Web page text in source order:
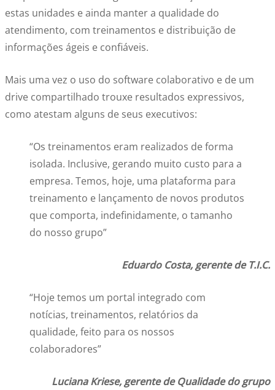
estas unidades e ainda manter a qualidade do
atendimento, com treinamentos e distribuição de
informações ágeis e confiáveis.
Mais uma vez o uso do software colaborativo e de um
drive compartilhado trouxe resultados expressivos,
como atestam alguns de seus executivos:
“Os treinamentos eram realizados de forma
isolada. Inclusive, gerando muito custo para a
empresa. Temos, hoje, uma plataforma para
treinamento e lançamento de novos produtos
que comporta, indefinidamente, o tamanho
do nosso grupo”
Eduardo Costa, gerente de T.I.C.
“Hoje temos um portal integrado com
notícias, treinamentos, relatórios da
qualidade, feito para os nossos
colaboradores”
Luciana Kriese, gerente de Qualidade do grupo